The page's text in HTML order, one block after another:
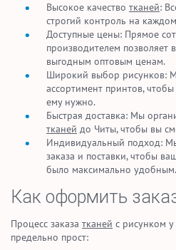
Высокое качество тканей:
строгий контроль на
Доступные цены: Прямое
производителем позволяет
выгодным оптовым ценам.
Широкий выбор рисунков:
ассортимент принтов,
ему нужно.
Быстрая доставка: Мы
тканей до Читы, чтобы вы
Индивидуальный подход:
заказа и поставки, чтобы
было максимально удобным.
Как оформить
Процесс заказа тканей с рисунком
предельно прост: